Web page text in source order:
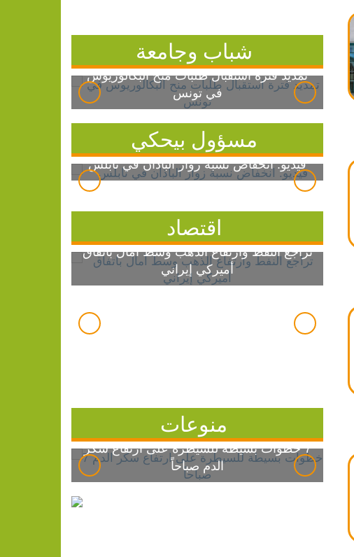
شباب وجامعة
تمديد فترة استقبال طلبات منح البكالوريوس
في تونس
مسؤول بيحكي
فيديو: انخفاض نسبة زوار الباذان في نابلس
اقتصاد
تراجع النفط وارتفاع الذهب وسط آمال باتفاق
أميركي إيراني
منوعات
7 خطوات بسيطة للسيطرة على ارتفاع سكر
الدم صباحاً